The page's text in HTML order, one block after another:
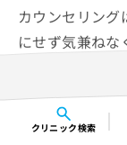
クリニック検索
カウンセリン
にせず気兼ねな